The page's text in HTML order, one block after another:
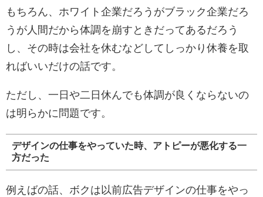
もちろん、ホワイト企業だろうがブラック企業だろ
うが人間だから体調を崩すときだってあるだろう
し、その時は会社を休むなどしてしっかり休養を取
ればいいだけの話です。
ただし、一日や二日休んでも体調が良くならないの
は明らかに問題です。
デザインの仕事をやっていた時、アトピーが悪化する一
方だった
例えばの話、ボクは以前広告デザインの仕事をやっ